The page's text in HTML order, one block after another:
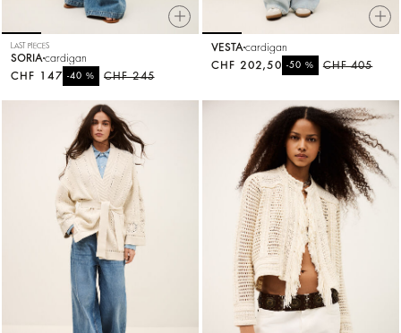
LAST PIECES
SORIA cardigan
CHF 245
-40%
CHF 147
VESTA cardigan
CHF 405
-50 %
CHF 202,50